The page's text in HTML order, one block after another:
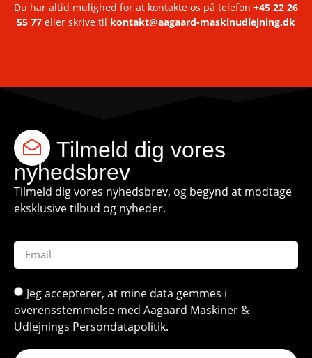
Du har altid mulighed for at kontakte os på telefon +45 22 26
55 77 eller skrive til kontakt@aagaard-maskinudlejning.dk
Tilmeld dig vores
nyhedsbrev
Tilmeld dig vores nyhedsbrev, og begynd at modtage
eksklusive tilbud og nyheder.
Jeg accepterer, at mine data gemmes i
overensstemmelse med Aagaard Maskiner &
Udlejnings Persondatapolitik.